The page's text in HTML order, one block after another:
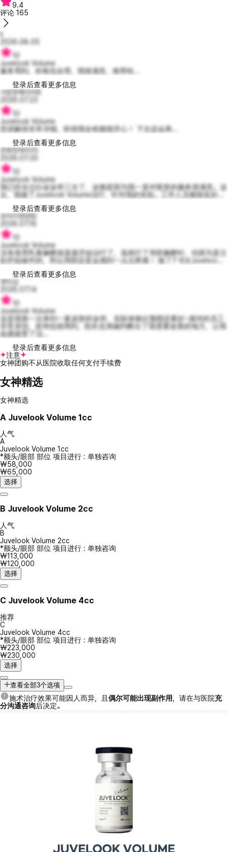
9.4
评论 165
Ii
2026.08.05
10
Juvelook Volume
服务周到，价格也合理，我很满意，推荐给...
登录后查看更多信息
서운한메이미8
2026.07.23
10
Juvelook Volume
您讲解得非常详细，听得我全程都很开心！ 下次还会再...
登录后查看更多信息
온화한레이10
2026.07.20
10
Juvelook Volume
我已经去过白金诊所三次了，这都是因为我一直对那里的服务很满意。这
次，我做了Juvelook Volume治疗，针对我的笑纹。工作人员都很友好...
登录后查看更多信息
강아지영양탕
2026.07.16
10
Juvelook Volume
没有使用乳膏麻醉就直接开始治疗了，虽然打了局部麻醉针，但因为是立
刻开始操作的，所以局部还是会感到一点点疼痛！ 做了7-8次Juveloo...
登录后查看更多信息
잰이김
2026.07.14
10
Juvelook Volume
这是我第一次来到一家皮肤科诊所，实际体验比预期还要好~接待的员工
非常亲切，咨询也很周到，院长也准确判断出了我需要改善的地方，让我
如愿接受了治...
登录后查看更多信息
注意
女神团购不从医院收取任何支付手续费
女神精选
女神精选
A Juvelook Volume 1cc
人气
A
Juvelook Volume 1cc
*额头/眼部 部位 项目进行 : 单独咨询
₩58,000
₩65,000
选择
B Juvelook Volume 2cc
人气
B
Juvelook Volume 2cc
*额头/眼部 部位 项目进行 : 单独咨询
₩113,000
₩120,000
选择
C Juvelook Volume 4cc
推荐
C
Juvelook Volume 4cc
*额头/眼部 部位 项目进行 : 单独咨询
₩223,000
₩230,000
选择
查看全部3个选项
施术治疗效果可能因人而异，且偶尔可能出现副作用 ，请在与医院充
分沟通咨询后决定。